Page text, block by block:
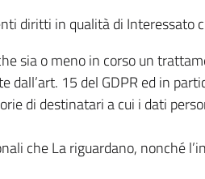
diritti in qualità di
sia o meno in corso un
dall’art. 15 del GDPR ed in
di destinatari a cui i dati
che La riguardano, nonché